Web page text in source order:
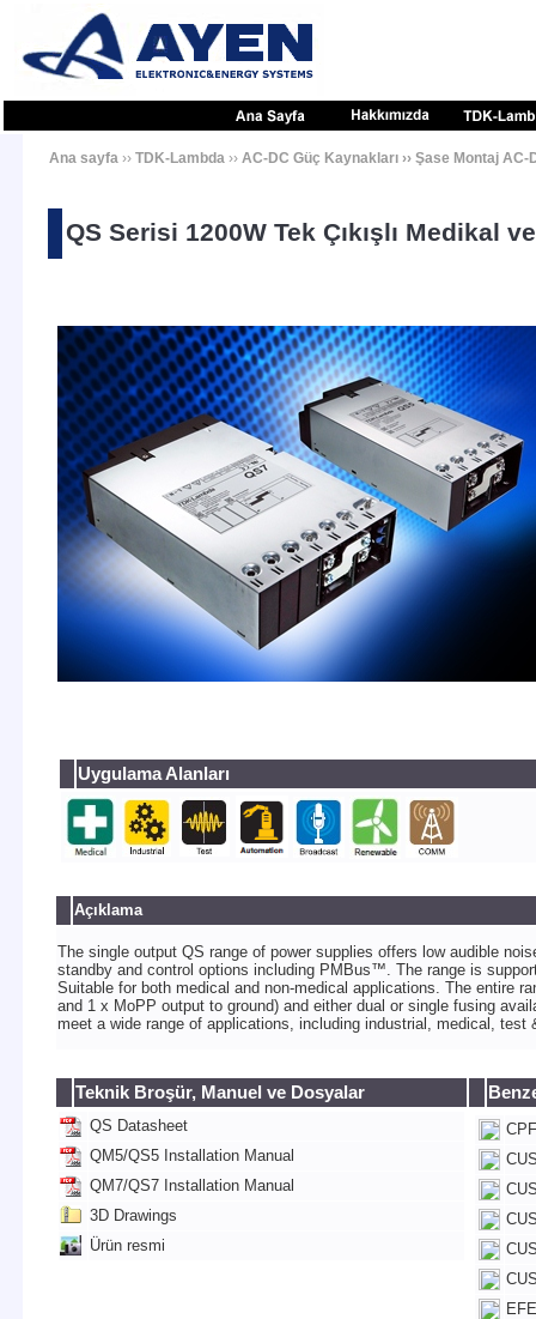
Ana sayfa›› TDK-Lambda››AC-DC Güç Kaynakları ››Şase Montaj AC-
QS Serisi 1200W Tek Çıkışlı Medikal
Uygulama Alanları
Açıklama
The single output QS range of power supplies offers low audible
standby and control options including PMBus™. The range is
Suitable for both medical and non-medical applications. The entire
and 1 x MoPP output to ground) and either dual or single fusing
meet a wide range of applications, including industrial, medical,
Teknik Broşür, Manuel ve Dosyalar
QS Datasheet
QM5/QS5 Installation Manual
QM7/QS7 Installation Manual
3D Drawings
Ürün resmi